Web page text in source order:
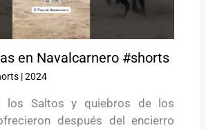
en Navalcarnero #shorts
|2024
los Saltos y quiebros de los
después del encierro